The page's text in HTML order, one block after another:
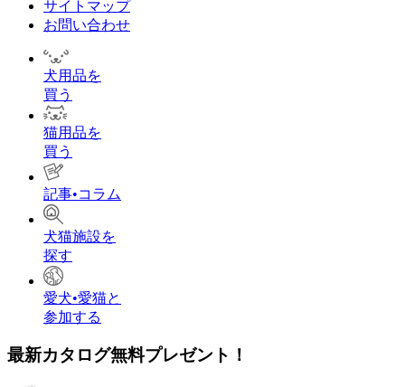
サイトマップ
お問い合わせ
犬用品を
買う
猫用品を
買う
記事•コラム
犬猫施設を
探す
愛犬•愛猫と
参加する
最新カタログ無料プレゼント！